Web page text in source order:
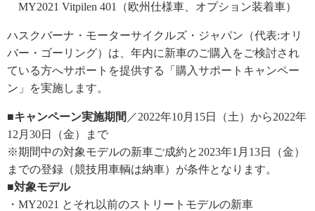
MY2021 Vitpilen 401（欧州仕様車、オプション装着車）
ハスクバーナ・モーターサイクルズ・ジャパン（代表:オリ
バー・ゴーリング）は、年内に新車のご購入をご検討され
ている方へサポートを提供する「購入サポートキャンペー
ン」を実施します。
■キャンペーン実施期間 ／2022年10月15日（土）から2022年
12月30日（金）まで
※期間中の対象モデルの新車ご成約と2023年1月13日（金）
までの登録（競技用車輌は納車）が条件となります。
■対象モデル
・MY2021 とそれ以前のストリートモデルの新車